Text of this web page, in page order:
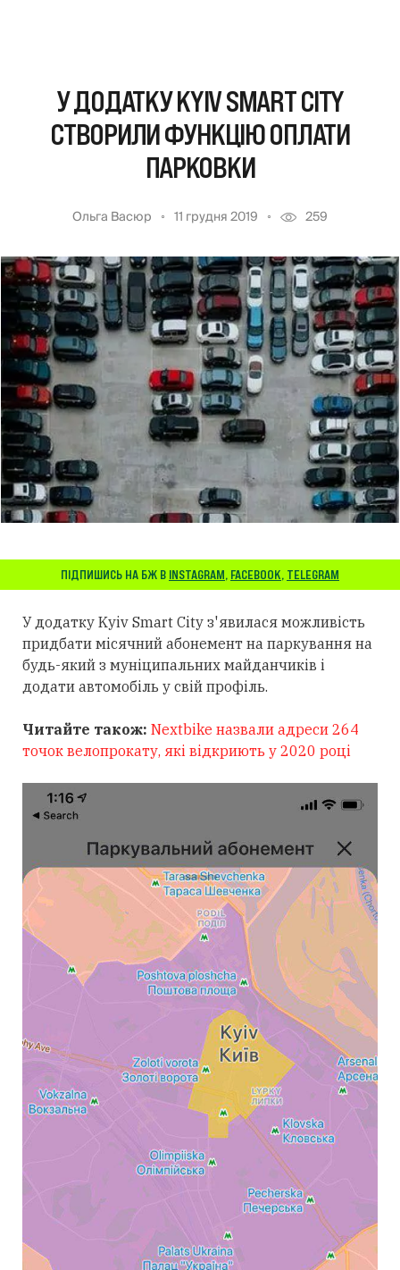
У ДОДАТКУ KYIV SMART CITY
СТВОРИЛИ ФУНКЦІЮ ОПЛАТИ
ПАРКОВКИ
Ольга Васюр 11 грудня 2019 259
ПІДПИШИСЬ НА БЖ В INSTAGRAM, FACEBOOK, TELEGRAM
У додатку Kyiv Smart City з'явилася можливість
придбати місячний абонемент на паркування на
будь-який з муніципальних майданчиків і
додати автомобіль у свій профіль.
Читайте також: Nextbike назвали адреси 264
точок велопрокату, які відкриють у 2020 році